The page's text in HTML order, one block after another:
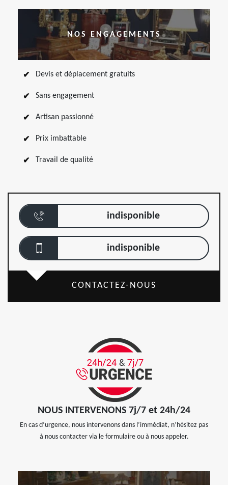
NOS ENGAGEMENTS
Devis et déplacement gratuits
Sans engagement
Artisan passionné
Prix imbattable
Travail de qualité
indisponible
indisponible
CONTACTEZ-NOUS
NOUS INTERVENONS 7j/7 et 24h/24
En cas d’urgence, nous intervenons dans l’immédiat, n’hésitez pas
à nous contacter via le formulaire ou à nous appeler.